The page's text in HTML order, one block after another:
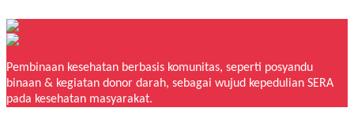
Pembinaan kesehatan berbasis komunitas, seperti posyandu
binaan & kegiatan donor darah, sebagai wujud kepedulian SERA
pada kesehatan masyarakat.